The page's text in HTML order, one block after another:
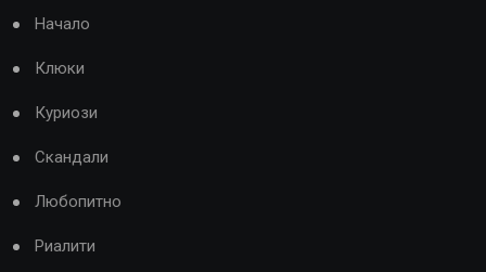
Начало
Клюки
Куриози
Скандали
Любопитно
Риалити